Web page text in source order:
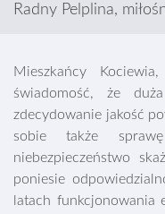
Radny Pelplina,
Mieszkańcy
świadomość, że
zdecydowanie jakość
sobie także
niebezpieczeństwo
poniesie
latach funkcjonowania